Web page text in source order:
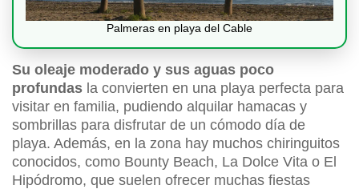
Palmeras en playa del Cable
Su oleaje moderado y sus aguas poco
profundas la convierten en una playa perfecta para
visitar en familia, pudiendo alquilar hamacas y
sombrillas para disfrutar de un cómodo día de
playa. Además, en la zona hay muchos chiringuitos
conocidos, como Bounty Beach, La Dolce Vita o El
Hipódromo, que suelen ofrecer muchas fiestas